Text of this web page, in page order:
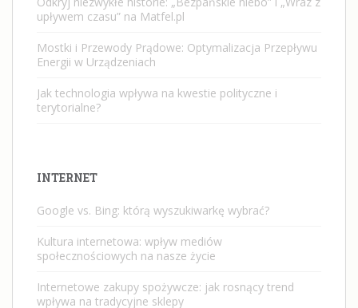
upływem czasu” na Matfel.pl
Mostki i Przewody Prądowe: Optymalizacja Przepływu
Energii w Urządzeniach
Jak technologia wpływa na kwestie polityczne i
terytorialne?
INTERNET
Google vs. Bing: którą wyszukiwarkę wybrać?
Kultura internetowa: wpływ mediów
społecznościowych na nasze życie
Internetowe zakupy spożywcze: jak rosnący trend
wpływa na tradycyjne sklepy